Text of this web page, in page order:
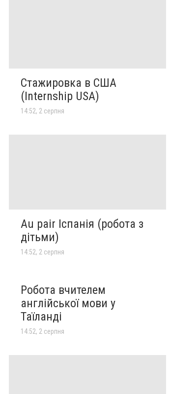
Стажировка в США
(Internship USA)
14:52, 2 серпня
Au pair Іспанія (робота з
дітьми)
14:52, 2 серпня
Робота вчителем
англійської мови у
Таїланді
14:52, 2 серпня